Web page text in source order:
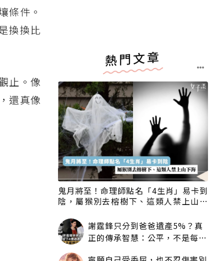
條件。
換換比
止。像
還真像
熱門文章
鬼月將至！命理師點名「4生肖」易卡到
陰，屬猴別去榕樹下、這類人禁上山下
謝霆鋒只分到爸爸遺產5%？真
正的傳承智慧：公平，不是每個